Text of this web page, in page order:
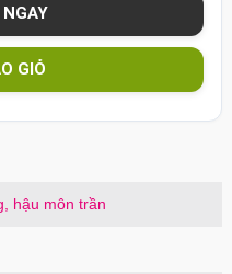
GIỎ
hậu môn trần